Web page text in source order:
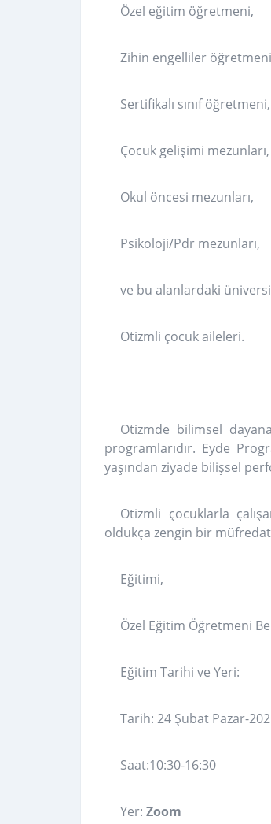
Özel eğitim öğretmeni,
Zihin engelliler
Sertifikalı sınıf öğretmeni,
Çocuk gelişimi mezunları,
Okul öncesi mezunları,
Psikoloji/Pdr mezunları,
ve bu alanlardaki
Otizmli çocuk aileleri.
Otizmde bilimsel
programlarıdır. Eyde
yaşından ziyade bilişsel
Otizmli çocuklarla
oldukça zengin bir
Eğitimi,
Özel Eğitim Öğretmeni
Eğitim Tarihi ve Yeri:
Tarih: 24 Şubat Pazar-
Saat:10:30-16:30
Yer: Zoom